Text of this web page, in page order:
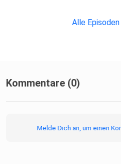
Alle
Kommentare (0)
Melde Dich an, um einen